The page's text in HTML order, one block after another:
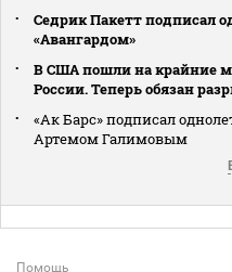
Седрик Пакетт подписал
«Авангардом»
В США пошли на крайние
России. Теперь обязан
«Ак Барс» подписал
Артемом Галимовым
Помощь